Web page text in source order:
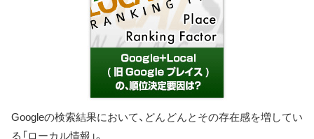
Googleの検索結果において、どんどんとその存在感を増してい
る「ローカル情報」。